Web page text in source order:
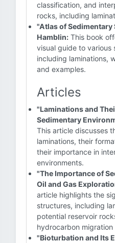
classification, and
rocks, including
"Atlas of Sedimentary
Hamblin: This book
visual guide to various
including laminations,
and examples.
Articles
"Laminations and
Sedimentary
This article discusses
laminations, their
their importance in
environments.
"The Importance of
Oil and Gas
article highlights the
structures, including
potential reservoir
hydrocarbon
"Bioturbation and Its